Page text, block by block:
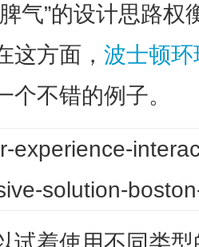
气”的设计思路
这方面， 波士顿环
个不错的例子。